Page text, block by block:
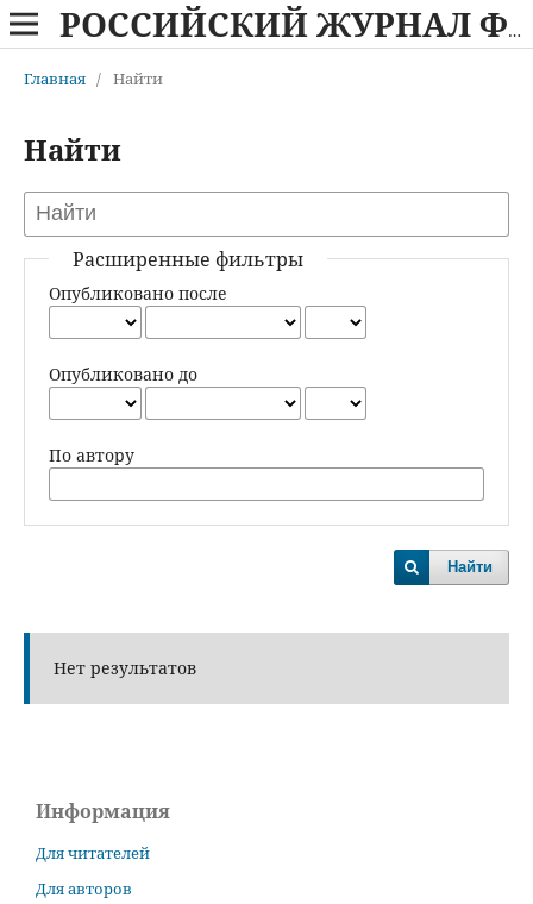
РОССИЙСКИЙ ЖУРНАЛ ФИЗИЧЕСКОЙ АНТРОПОЛОГИИ
Главная / Найти
Найти
Расширенные фильтры
Опубликовано после
Опубликовано до
По автору
Найти
Нет результатов
Информация
Для читателей
Для авторов